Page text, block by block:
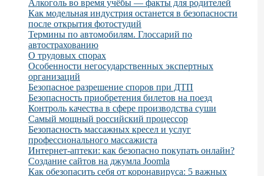
Алкоголь во время учёбы — факты для родителей
Как модельная индустрия останется в безопасности
после открытия фотостудий
Термины по автомобилям. Глоссарий по
автострахованию
О трудовых спорах
Особенности негосударственных экспертных
организаций
Безопасное разрешение споров при ДТП
Безопасность приобретения билетов на поезд
Контроль качества в сфере производства суши
Самый мощный российский процессор
Безопасность массажных кресел и услуг
профессионального массажиста
Интернет-аптеки: как безопасно покупать онлайн?
Создание сайтов на джумла Joomla
Как обезопасить себя от коронавируса: 5 важных